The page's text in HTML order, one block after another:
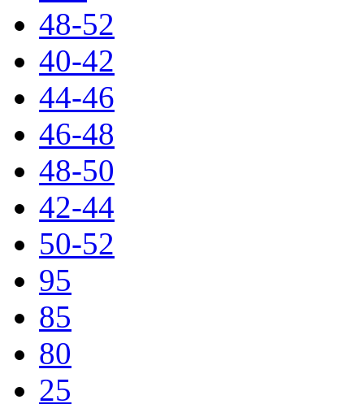
48-52
40-42
44-46
46-48
48-50
42-44
50-52
95
85
80
25